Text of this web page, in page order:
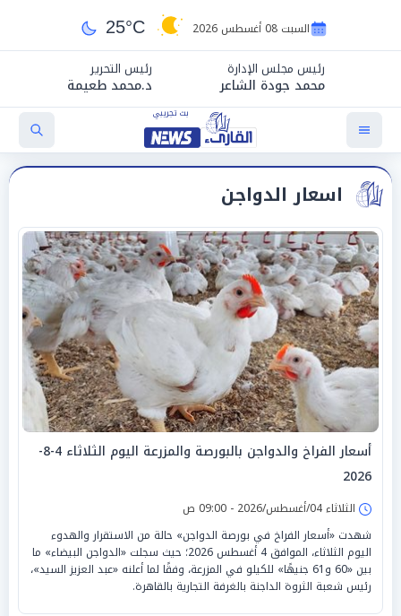
السبت 08 أغسطس 2026 25°C
رئيس مجلس الإدارة
محمد جودة الشاعر
رئيس التحرير
د.محمد طعيمة
اسعار الدواجن
أسعار الفراخ والدواجن بالبورصة والمزرعة اليوم الثلاثاء 4-8-
2026
الثلاثاء 04/أغسطس/2026 - 09:00 ص
شهدت «أسعار الفراخ في بورصة الدواجن» حالة من الاستقرار والهدوء
اليوم الثلاثاء، الموافق 4 أغسطس 2026؛ حيث سجلت «الدواجن البيضاء» ما
بين «60 و61 جنيهًا» للكيلو في المزرعة، وفقًا لما أعلنه «عبد العزيز السيد»،
رئيس شعبة الثروة الداجنة بالغرفة التجارية بالقاهرة.